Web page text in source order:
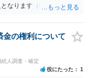
なります（民法８９０
て「おじ又はおば」にも
金の権利について
続人調査・確定
役にたった 1